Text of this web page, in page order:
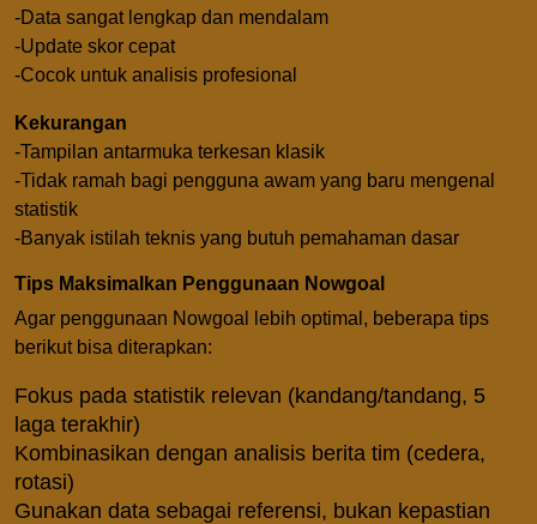
-Data sangat lengkap dan mendalam
-Update skor cepat
-Cocok untuk analisis profesional
Kekurangan
-Tampilan antarmuka terkesan klasik
-Tidak ramah bagi pengguna awam yang baru mengenal
statistik
-Banyak istilah teknis yang butuh pemahaman dasar
Tips Maksimalkan Penggunaan Nowgoal
Agar penggunaan Nowgoal lebih optimal, beberapa tips
berikut bisa diterapkan:
Fokus pada statistik relevan (kandang/tandang, 5
laga terakhir)
Kombinasikan dengan analisis berita tim (cedera,
rotasi)
Gunakan data sebagai referensi, bukan kepastian